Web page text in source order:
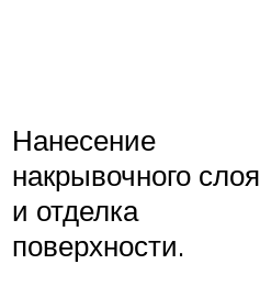
Нанесение
накрывочного слоя
и отделка
поверхности.